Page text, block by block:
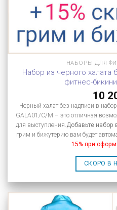
НАБОРЫ ДЛЯ
Набор из черного халата
фитнес-
10
Черный халат без надписи в
GALA01/C/M – это отличная
для выступления.Добавьте набор
грим и бижутерию вам будет
15% при
СКОРО В